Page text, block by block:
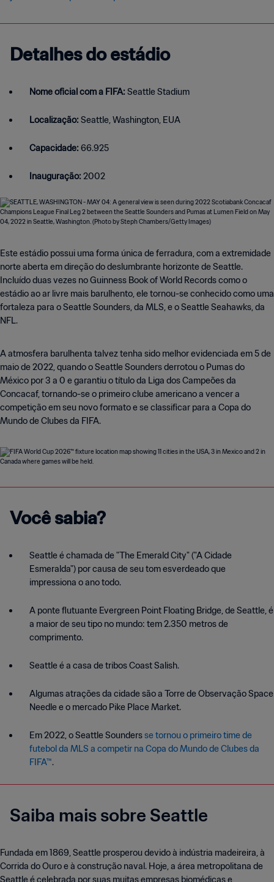
Detalhes do estádio
Nome oficial com a FIFA: Seattle Stadium
Localização: Seattle, Washington, EUA
Capacidade: 66.925
Inauguração: 2002
Este estádio possui uma forma única de ferradura, com a extremidade
norte aberta em direção do deslumbrante horizonte de Seattle.
Incluído duas vezes no Guinness Book of World Records como o
estádio ao ar livre mais barulhento, ele tornou-se conhecido como uma
fortaleza para o Seattle Sounders, da MLS, e o Seattle Seahawks, da
NFL.
A atmosfera barulhenta talvez tenha sido melhor evidenciada em 5 de
maio de 2022, quando o Seattle Sounders derrotou o Pumas do
México por 3 a 0 e garantiu o título da Liga dos Campeões da
Concacaf, tornando-se o primeiro clube americano a vencer a
competição em seu novo formato e se classificar para a Copa do
Mundo de Clubes da FIFA.
Você sabia?
Seattle é chamada de "The Emerald City" ("A Cidade
Esmeralda") por causa de seu tom esverdeado que
impressiona o ano todo.
A ponte flutuante Evergreen Point Floating Bridge, de Seattle, é
a maior de seu tipo no mundo: tem 2.350 metros de
comprimento.
Seattle é a casa de tribos Coast Salish.
Algumas atrações da cidade são a Torre de Observação Space
Needle e o mercado Pike Place Market.
Em 2022, o Seattle Soundersse tornou o primeiro time de
futebol da MLS a competir na Copa do Mundo de Clubes da
FIFA™.
Saiba mais sobre Seattle
Fundada em 1869, Seattle prosperou devido à indústria madeireira, à
Corrida do Ouro e à construção naval. Hoje, a área metropolitana de
Seattle é celebrada por suas muitas empresas biomédicas e